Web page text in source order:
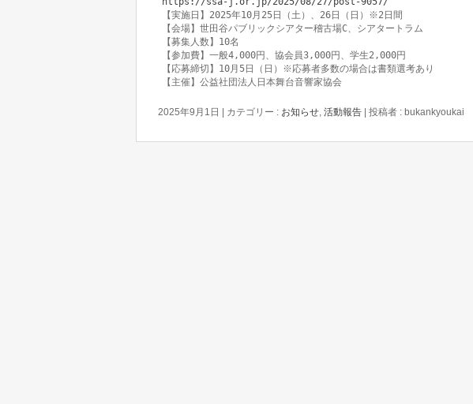
【実施日】2025年10月25日（土）、26日（日）※2日間
【会場】世田谷パブリックシアター稽古場C、シアタートラム
【募集人数】10名
【参加費】一般4,000円、協会員3,000円、学生2,000円
【応募締切】10月5日（日）※応募者多数の場合は書類選考あり
【主催】公益社団法人日本舞台音響家協会
2025年9月1日 カテゴリー : お知らせ ,活動報告 |投稿者 : bukankyoukai